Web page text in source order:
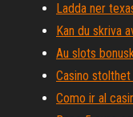
Ladda ner
Kan du skriva
Au slots
Casino
Como ir al